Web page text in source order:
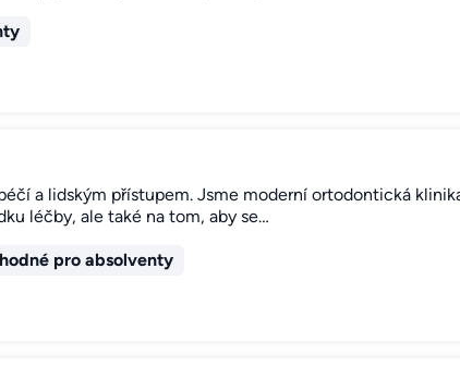
a lidským přístupem. Jsme moderní ortodontická
léčby, ale také na tom, aby se…
pro absolventy